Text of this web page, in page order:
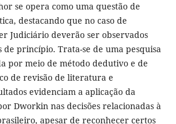
se opera como uma questão de
destacando que no caso de
Judiciário deverão ser observados
de princípio. Trata-se de uma pesquisa
por meio de método dedutivo e de
de revisão de literatura e
evidenciam a aplicação da
Dworkin nas decisões relacionadas à
apesar de reconhecer certos